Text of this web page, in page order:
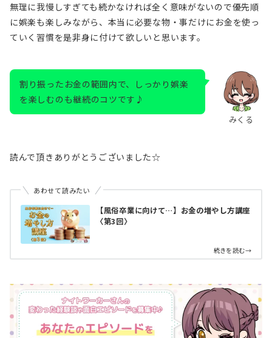
無理に我慢しすぎても続かなければ全く意味がないので優先順
に娯楽も楽しみながら、本当に必要な物・事だけにお金を使っ
ていく習慣を是非身に付けて欲しいと思います。
みくる
割り振ったお金の範囲内で、しっかり娯楽
を楽しむのも継続のコツです♪
読んで頂きありがとうございました☆
あわせて読みたい
【風俗卒業に向けて…】お金の増やし方講座
〈第3回〉
続きを読む→